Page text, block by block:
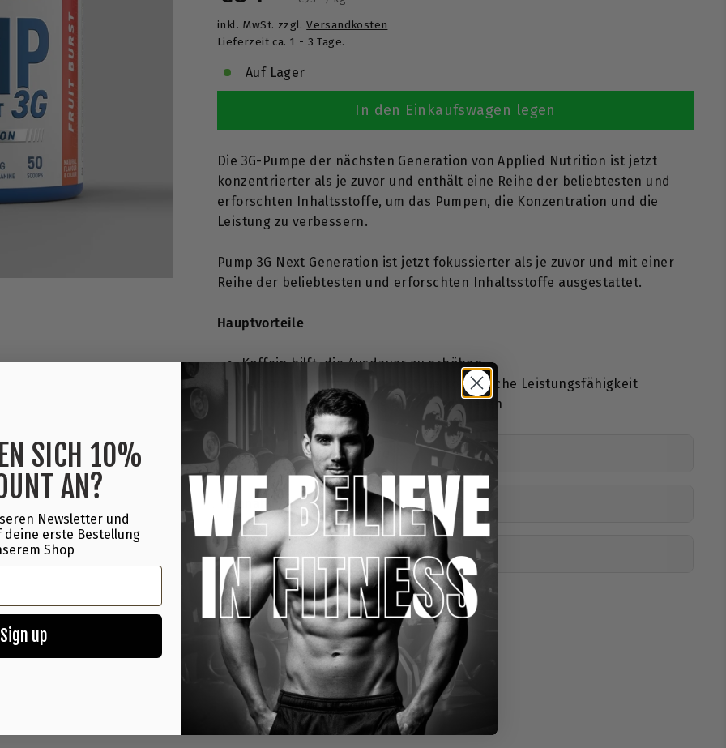
Preis
inkl. MwSt. zzgl.Versandkosten
Lieferzeit ca. 1 - 3 Tage.
Auf Lager
In den Einkaufswagen legen
Die 3G-Pumpe der nächsten Generation von Applied Nutrition ist jetzt
konzentrierter als je zuvor und enthält eine Reihe der beliebtesten und
erforschten Inhaltsstoffe, um das Pumpen, die Konzentration und die
Leistung zu verbessern.
Pump 3G Next Generation ist jetzt fokussierter als je zuvor und mit einer
Reihe der beliebtesten und erforschten Inhaltsstoffe ausgestattet.
Hauptvorteile
Koffein hilft, die Ausdauer zu erhöhen
Kreatin-Monohydrat erhöht die körperliche Leistungsfähigkeit
Vitamin B12 hilft, Müdigkeit zu reduzieren
Nährwerte & Inhaltsstoffe
Einnahmeempfehlung
Herstellerinformationen
SICH 10%
AN?
Newsletter und
deine erste Bestellung
Shop
Sign up